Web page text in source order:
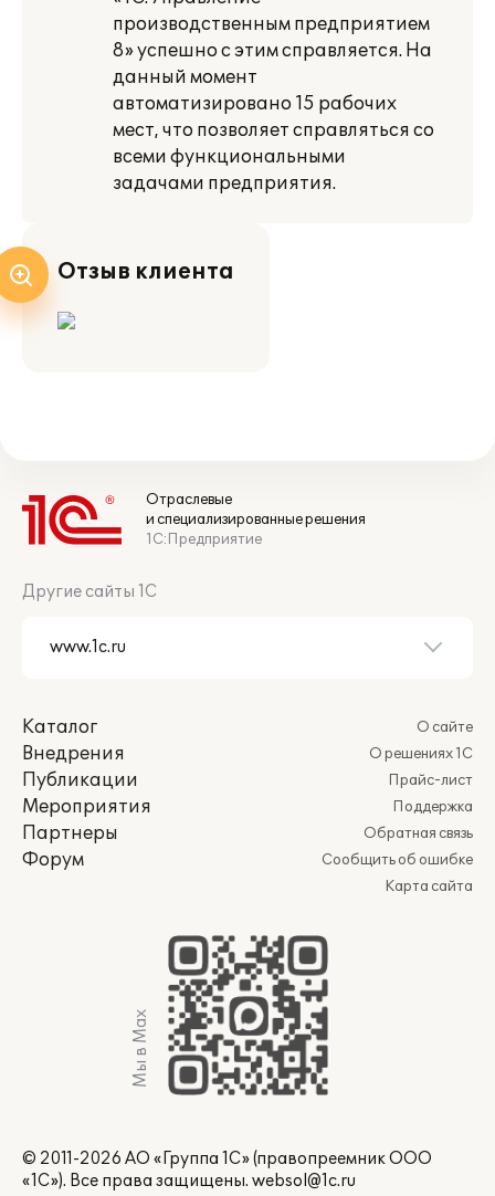
производственным предприятием
8» успешно с этим справляется. На
данный момент
автоматизировано 15 рабочих
мест, что позволяет справляться со
всеми функциональными
задачами предприятия.
Отзыв клиента
Отраслевые
и специализированные решения
1С:Предприятие
Другие сайты 1С
Каталог
Внедрения
Публикации
Мероприятия
Партнеры
Форум
О сайте
О решениях 1С
Прайс-лист
Поддержка
Обратная связь
Сообщить об ошибке
Карта сайта
Мы в Max
© 2011-2026 АО «Группа 1С» (правопреемник ООО
«1С»). Все права защищены. websol@1c.ru